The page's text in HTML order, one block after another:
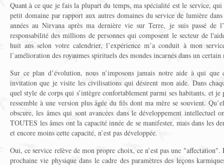
Quant à ce que je fais la plupart du temps, ma spécialité est le service,
petit domaine par rapport aux autres domaines du service de lumière
années au Nirvana après ma dernière vie sur Terre, je suis passé de
responsabilité des millions de personnes qui composent le secteur de
huit ans selon votre calendrier, l’expérience m’a conduit à mon
l’amélioration des royaumes spirituels des mondes incarnés dans un
Sur ce plan d’évolution, nous n’imposons jamais notre aide à qui que
invitation que je visite les civilisations qui désirent mon aide. Dans
quel style de corps qui s’intègre confortablement parmi ses habitants, et
ressemble à une version plus âgée du fils dont ma mère se souvient.
obscure, les âmes qui sont avancées dans le développement intellectuel
TOUTES les âmes ont la capacité innée de se manifester, mais dans les
et encore moins cette capacité, n’est pas développée.
Oui, ce service relève de mon propre choix, ce n’est pas une "affectation".
prochaine vie physique dans le cadre des paramètres des leçons